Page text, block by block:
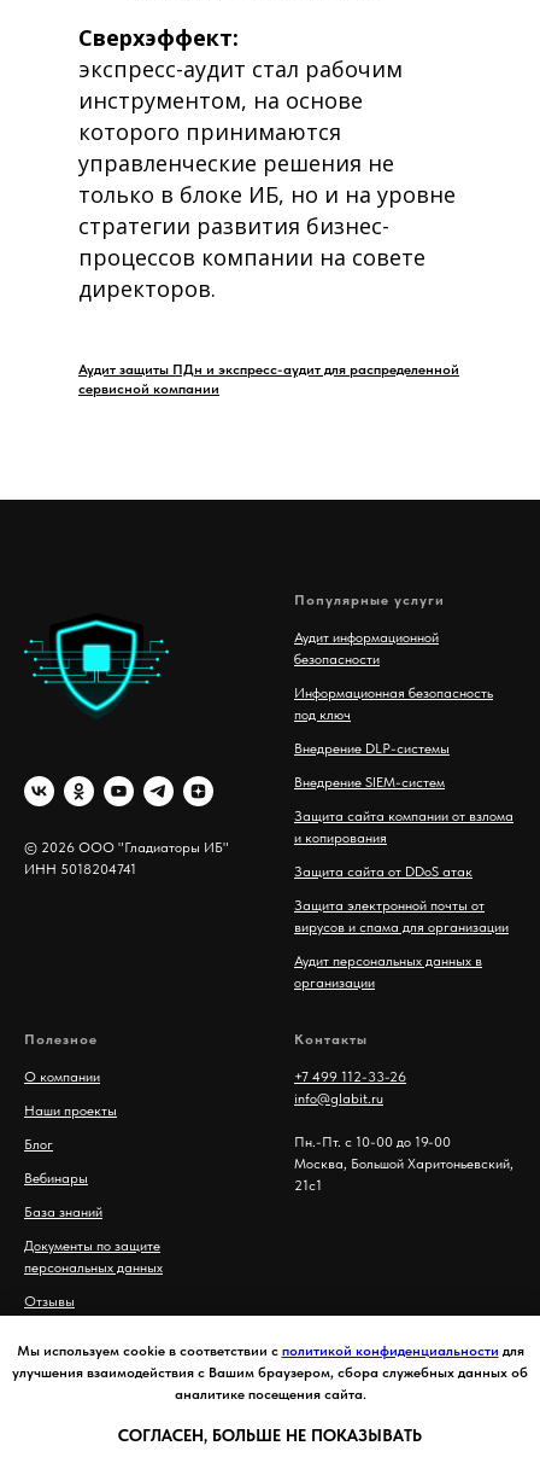
Сверхэффект:
экспресс-аудит стал рабочим
инструментом, на основе
которого принимаются
управленческие решения не
только в блоке ИБ, но и на уровне
стратегии развития бизнес-
процессов компании на совете
директоров.
Аудит защиты ПДн и экспресс-аудит для распределенной
сервисной компании
© 2026 ООО "Гладиаторы ИБ"
ИНН 5018204741
Популярные услуги
Аудит информационной
безопасности
Информационная безопасность
под ключ
Внедрение DLP-системы
Внедрение SIEM-систем
Защита сайта компании от взлома
и копирования
Защита сайта от DDoS атак
Защита электронной почты от
вирусов и спама для организации
Аудит персональных данных в
организации
Полезное
О компании
Наши проекты
Блог
Вебинары
База знаний
Документы по защите
персональных данных
Отзывы
Контакты
+7 499 112-33-26
info@glabit.ru
Пн.-Пт. с 10-00 до 19-00
Москва, Большой Харитоньевский,
21с1
Мы используем cookie в соответствии с политикой конфиденциальности для
улучшения взаимодействия с Вашим браузером, сбора служебных данных об
аналитике посещения сайта.
СОГЛАСЕН, БОЛЬШЕ НЕ ПОКАЗЫВАТЬ